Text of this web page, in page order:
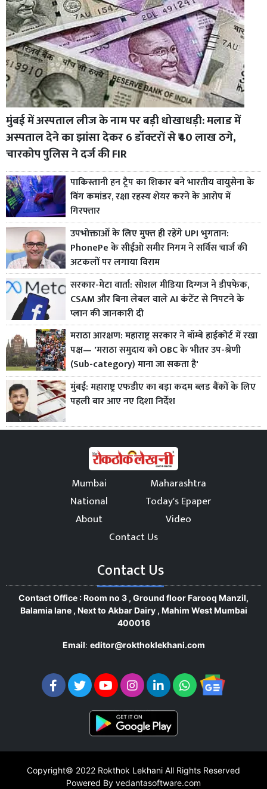
मुंबई में अस्पताल लीज के नाम पर बड़ी धोखाधड़ी: मलाड में
अस्पताल देने का झांसा देकर 6 डॉक्टरों से ₹40 लाख ठगे,
चारकोप पुलिस ने दर्ज की FIR
पाकिस्तानी हन ट्रैप का शिकार बने भारतीय वायुसेना के
विंग कमांडर, रक्षा रहस्य शेयर करने के आरोप में
गिरफ्तार
उपभोक्ताओं के लिए मुफ्त ही रहेंगे UPI भुगतान:
PhonePe के सीईओ समीर निगम ने सर्विस चार्ज की
अटकलों पर लगाया विराम
सरकार-मेटा वार्ता: सोशल मीडिया दिग्गज ने डीपफेक,
CSAM और बिना लेबल वाले AI कंटेंट से निपटने के
प्लान की जानकारी दी
मराठा आरक्षण: महाराष्ट्र सरकार ने बॉम्बे हाईकोर्ट में रखा
पक्ष— 'मराठा समुदाय को OBC के भीतर उप-श्रेणी
(Sub-category) माना जा सकता है'
मुंबई: महाराष्ट्र एफडीए का बड़ा कदम ब्लड बैंकों के लिए
पहली बार आए नए दिशा निर्देश
Mumbai
Maharashtra
National
Today's Epaper
About
Video
Contact Us
Contact Us
Contact Office : Room no 3 , Ground floor Farooq Manzil,
Balamia lane , Next to Akbar Dairy , Mahim West Mumbai
400016
Email: editor@rokthoklekhani.com
Copyright© 2022 Rokthok Lekhani All Rights Reserved
Powered By vedantasoftware.com